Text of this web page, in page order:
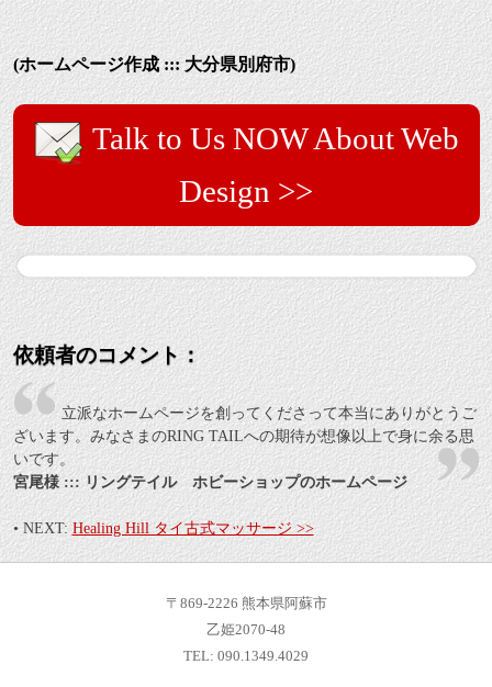
(ホームページ作成 ::: 大分県別府市)
Talk to Us NOW About Web
Design >>
依頼者のコメント：
立派なホームページを創ってくださって本当にありがとうご
ざいます。みなさまのRING TAILへの期待が想像以上で身に余る思
いです。
宮尾様 ::: リングテイル ホビーショップのホームページ
• NEXT: Healing Hill タイ古式マッサージ >>
〒869-2226 熊本県阿蘇市
乙姫2070-48
TEL: 090.1349.4029